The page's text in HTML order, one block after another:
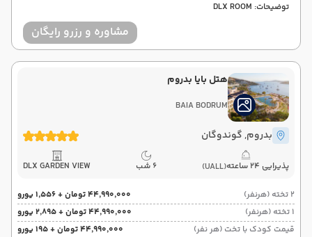
توضیحات: DLX ROOM
مشاوره و رزرو رایگان
هتل بایا بدروم
BAIA BODRUM
بدروم, گوندوگان
پذیرایی 24 ساعته (UALL) 6 شب DLX GARDEN VIEW
2 تخته (هرنفر)
۴۴٬۹۹۰٬۰۰۰ تومان + ۱٬۵۵۶ یورو
1 تخته (هرنفر)
۴۴٬۹۹۰٬۰۰۰ تومان + ۲٬۸۹۵ یورو
قیمت کودک با تخت (هر نفر)
۴۴٬۹۹۰٬۰۰۰ تومان + ۱۹۵ یورو